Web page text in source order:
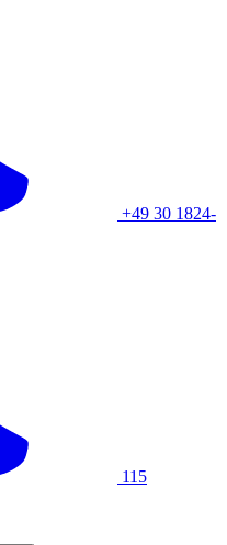
+49 30 1824-
115